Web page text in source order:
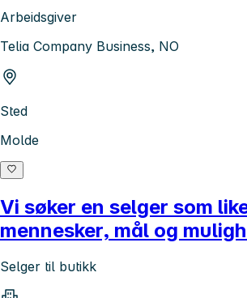
Arbeidsgiver
Telia Company Business, NO
Sted
Molde
Vi søker en selger som
mennesker, mål og
Selger til butikk